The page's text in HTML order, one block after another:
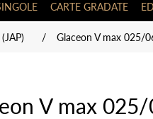
CARTE GRADATE
/ Glaceon V max 025/
V max